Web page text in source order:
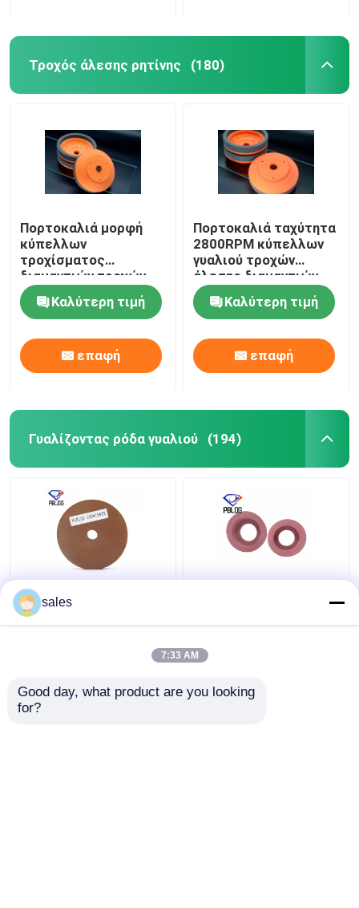
Τροχός άλεσης ρητίνης (180)
Πορτοκαλιά μορφή
κύπελλων
τροχίσματος
διαμαντιών τροχών
άλεσης ρητίνης
πλακών cOem
Καλύτερη τιμή
επαφή
Πορτοκαλιά ταχύτητα
2800RPM κύπελλων
γυαλιού τροχών
άλεσης διαμαντιών
ρητίνης
Καλύτερη τιμή
επαφή
Γυαλίζοντας ρόδα γυαλιού (194)
Γυαλίζοντας ρόδα
περιφερειακού
γυαλίζοντας
τελειώνει
sales
7:33 AM
Good day, what product are you looking
for?